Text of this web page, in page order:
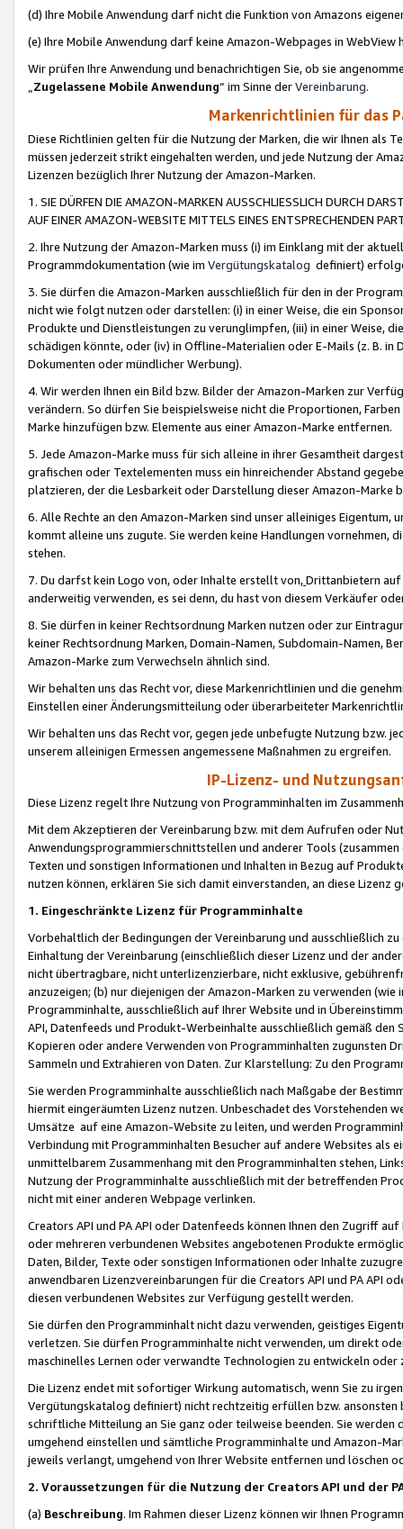
(d) Ihre Mobile Anwendung darf nicht die Funktion von Amazons
(e) Ihre Mobile Anwendung darf keine Amazon-Webpages in WebView
Wir prüfen Ihre Anwendung und benachrichtigen Sie, ob sie
„Zugelassene Mobile Anwendung“ im Sinne derVereinbarung.
Markenrichtlinien für das
Diese Richtlinien gelten für die Nutzung der Marken, die wir Ihnen als
müssen jederzeit strikt eingehalten werden, und jede Nutzung der
Lizenzen bezüglich Ihrer Nutzung der Amazon-Marken.
1. SIE DÜRFEN DIE AMAZON-MARKEN AUSSCHLIESSLICH DURCH
AUF EINER AMAZON-WEBSITE MITTELS EINES ENTSPRECHENDEN
2. Ihre Nutzung der Amazon-Marken muss (i) im Einklang mit der
Programmdokumentation (wie im Vergütungskatalog definiert)
3. Sie dürfen die Amazon-Marken ausschließlich für den in der
nicht wie folgt nutzen oder darstellen: (i) in einer Weise, die ein
Produkte und Dienstleistungen zu verunglimpfen, (iii) in einer Weise,
schädigen könnte, oder (iv) in Offline-Materialien oder E-Mails (z. B. in
Dokumenten oder mündlicher Werbung).
4. Wir werden Ihnen ein Bild bzw. Bilder der Amazon-Marken zur
verändern. So dürfen Sie beispielsweise nicht die Proportionen,
Marke hinzufügen bzw. Elemente aus einer Amazon-Marke entfernen.
5. Jede Amazon-Marke muss für sich alleine in ihrer Gesamtheit
grafischen oder Textelementen muss ein hinreichender Abstand
platzieren, der die Lesbarkeit oder Darstellung dieser Amazon-Marke
6. Alle Rechte an den Amazon-Marken sind unser alleiniges
kommt alleine uns zugute. Sie werden keine Handlungen vornehmen,
stehen.
7. Du darfst kein Logo von, oder Inhalte erstellt von,Drittanbietern auf
anderweitig verwenden, es sei denn, du hast von diesem Verkäufer
8. Sie dürfen in keiner Rechtsordnung Marken nutzen oder zur
keiner Rechtsordnung Marken, Domain-Namen, Subdomain-Namen,
Amazon-Marke zum Verwechseln ähnlich sind.
Wir behalten uns das Recht vor, diese Markenrichtlinien und die
Einstellen einer Änderungsmitteilung oder überarbeiteter
Wir behalten uns das Recht vor, gegen jede unbefugte Nutzung bzw.
unserem alleinigen Ermessen angemessene Maßnahmen zu ergreifen.
IP-Lizenz- und
Diese Lizenz regelt Ihre Nutzung von Programminhalten im
Mit dem Akzeptieren der Vereinbarung bzw. mit dem Aufrufen oder
Anwendungsprogrammierschnittstellen und anderer Tools (zusammen
Texten und sonstigen Informationen und Inhalten in Bezug auf
nutzen können, erklären Sie sich damit einverstanden, an diese Lizenz
1. Eingeschränkte Lizenz für Programminhalte
Vorbehaltlich der Bedingungen der Vereinbarung und ausschließlich
Einhaltung der Vereinbarung (einschließlich dieser Lizenz und der
nicht übertragbare, nicht unterlizenzierbare, nicht exklusive,
anzuzeigen; (b) nur diejenigen der Amazon-Marken zu verwenden
Programminhalte, ausschließlich auf Ihrer Website und in
API, Datenfeeds und Produkt-Werbeinhalte ausschließlich gemäß
Kopieren oder andere Verwenden von Programminhalten zugunsten
Sammeln und Extrahieren von Daten. Zur Klarstellung: Zu den
Sie werden Programminhalte ausschließlich nach Maßgabe der
hiermit eingeräumten Lizenz nutzen. Unbeschadet des Vorstehenden
Umsätze auf eine Amazon-Website zu leiten, und werden
Verbindung mit Programminhalten Besucher auf andere Websites als
unmittelbarem Zusammenhang mit den Programminhalten stehen,
Nutzung der Programminhalte ausschließlich mit der betreffenden
nicht mit einer anderen Webpage verlinken.
Creators API und PA API oder Datenfeeds können Ihnen den Zugriff
oder mehreren verbundenen Websites angebotenen Produkte
Daten, Bilder, Texte oder sonstigen Informationen oder Inhalte
anwendbaren Lizenzvereinbarungen für die Creators API und PA API
diesen verbundenen Websites zur Verfügung gestellt werden.
Sie dürfen den Programminhalt nicht dazu verwenden, geistiges
verletzen. Sie dürfen Programminhalte nicht verwenden, um direkt
maschinelles Lernen oder verwandte Technologien zu entwickeln
Die Lizenz endet mit sofortiger Wirkung automatisch, wenn Sie zu
Vergütungskatalog definiert) nicht rechtzeitig erfüllen bzw. ansonsten
schriftliche Mitteilung an Sie ganz oder teilweise beenden. Sie werden
umgehend einstellen und sämtliche Programminhalte und Amazon-
jeweils verlangt, umgehend von Ihrer Website entfernen und löschen
2. Voraussetzungen für die Nutzung der Creators API und der
(a) Beschreibung. Im Rahmen dieser Lizenz können wir Ihnen